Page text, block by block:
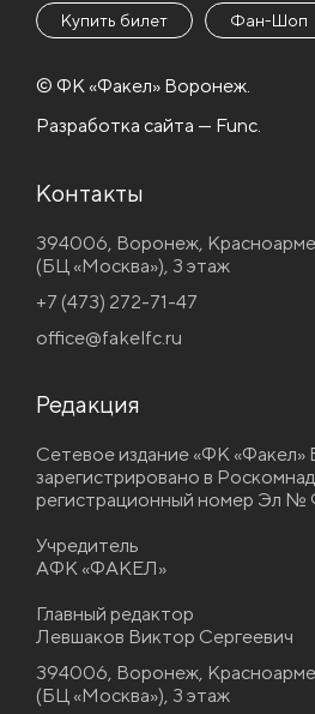
Купить билет Фан-Шоп
© ФК «Факел» Воронеж.
Разработка сайта — Func.
Контакты
394006, Воронеж,
(БЦ «Москва»), 3 этаж
+7 (473) 272-71-47
office@fakelfc.ru
Редакция
Сетевое издание «ФК «Факел»
зарегистрировано в
регистрационный номер Эл №
Учредитель
АФК «ФАКЕЛ»
Главный редактор
Левшаков Виктор Сергеевич
394006, Воронеж,
(БЦ «Москва»), 3 этаж